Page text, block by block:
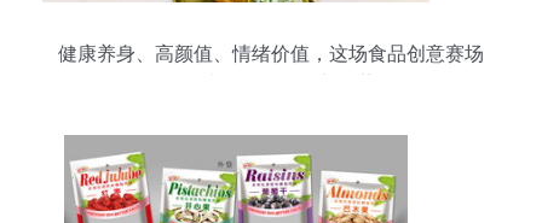
健康养身、高颜值、情绪价值，这场食品创意赛场